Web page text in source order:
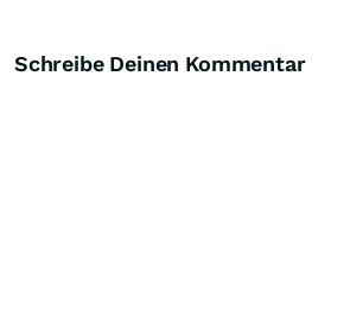
Schreibe Deinen Kommentar